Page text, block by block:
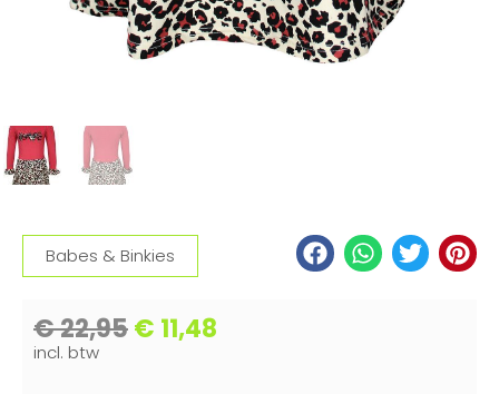
Babes & Binkies
€22,95€ 11,48
incl. btw